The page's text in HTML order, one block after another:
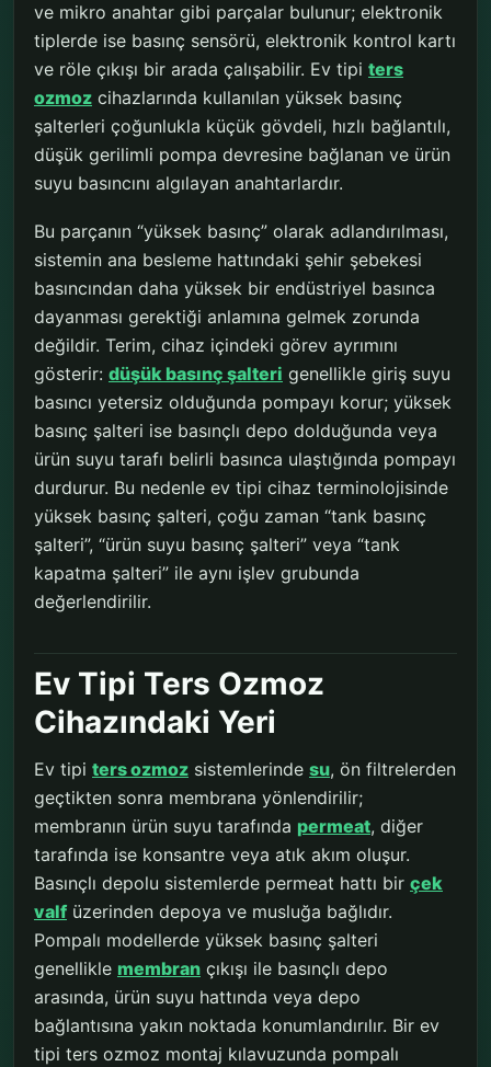
ve mikro anahtar gibi parçalar bulunur; elektronik
tiplerde ise basınç sensörü, elektronik kontrol kartı
ve röle çıkışı bir arada çalışabilir. Ev tipi ters
ozmoz cihazlarında kullanılan yüksek basınç
şalterleri çoğunlukla küçük gövdeli, hızlı bağlantılı,
düşük gerilimli pompa devresine bağlanan ve ürün
suyu basıncını algılayan anahtarlardır.
Bu parçanın “yüksek basınç” olarak adlandırılması,
sistemin ana besleme hattındaki şehir şebekesi
basıncından daha yüksek bir endüstriyel basınca
dayanması gerektiği anlamına gelmek zorunda
değildir. Terim, cihaz içindeki görev ayrımını
gösterir: düşük basınç şalteri genellikle giriş suyu
basıncı yetersiz olduğunda pompayı korur; yüksek
basınç şalteri ise basınçlı depo dolduğunda veya
ürün suyu tarafı belirli basınca ulaştığında pompayı
durdurur. Bu nedenle ev tipi cihaz terminolojisinde
yüksek basınç şalteri, çoğu zaman “tank basınç
şalteri”, “ürün suyu basınç şalteri” veya “tank
kapatma şalteri” ile aynı işlev grubunda
değerlendirilir.
Ev Tipi Ters Ozmoz
Cihazındaki Yeri
Ev tipi ters ozmoz sistemlerinde su, ön filtrelerden
geçtikten sonra membrana yönlendirilir;
membranın ürün suyu tarafında permeat, diğer
tarafında ise konsantre veya atık akım oluşur.
Basınçlı depolu sistemlerde permeat hattı bir çek
valf üzerinden depoya ve musluğa bağlıdır.
Pompalı modellerde yüksek basınç şalteri
genellikle membran çıkışı ile basınçlı depo
arasında, ürün suyu hattında veya depo
bağlantısına yakın noktada konumlandırılır. Bir ev
tipi ters ozmoz montaj kılavuzunda pompalı